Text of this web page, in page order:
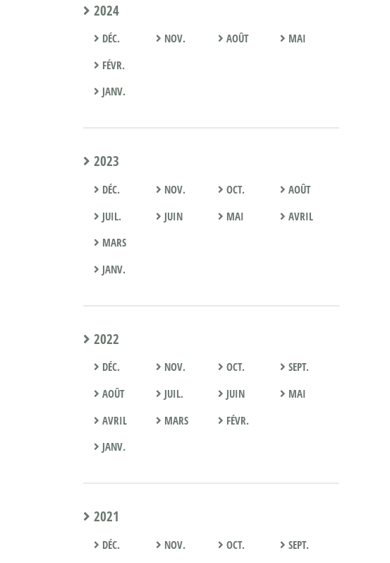
2024
DÉC. NOV. AOÛT
MAI
FÉVR.
JANV.
2023
DÉC. NOV. OCT.
AOÛT
JUIL.
JUIN MAI
AVRIL
MARS
JANV.
2022
DÉC. NOV. OCT.
SEPT.
AOÛT
JUIL. JUIN
MAI
AVRIL
MARS
FÉVR.
JANV.
2021
DÉC. NOV. OCT.
SEPT.